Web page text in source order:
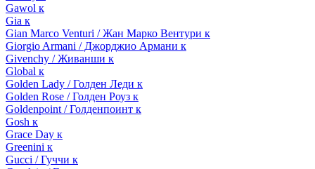
Gawol к
Gia к
Gian Marco Venturi / Жан Марко Вентури к
Giorgio Armani / Джорджио Армани к
Givenchy / Живанши к
Global к
Golden Lady / Голден Леди к
Golden Rose / Голден Роуз к
Goldenpoint / Голденпоинт к
Gosh к
Grace Day к
Greenini к
Gucci / Гуччи к